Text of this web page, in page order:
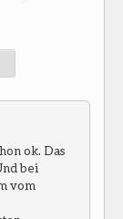
ok. Das
bei
vom